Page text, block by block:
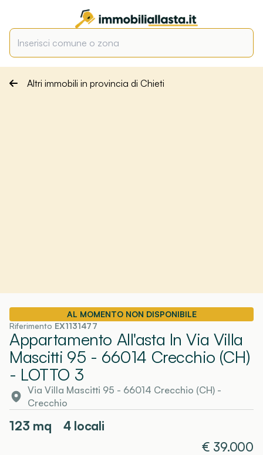
Altri immobili in provincia di Chieti
AL MOMENTO NON DISPONIBILE
Riferimento EX1131477
Appartamento All'asta In Via Villa
Mascitti 95 - 66014 Crecchio (CH)
- LOTTO 3
Via Villa Mascitti 95 - 66014 Crecchio (CH)-
Crecchio
123 mq
4 locali
€ 39.000